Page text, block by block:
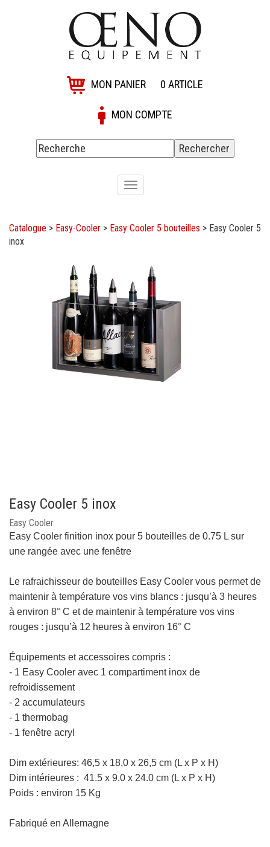
MON PANIER 0 ARTICLE
MON COMPTE
Toggle
navigation
Catalogue > Easy-Cooler > Easy Cooler 5 bouteilles > Easy Cooler 5
inox
Easy Cooler 5 inox
Easy Cooler
Easy Cooler finition inox pour 5 bouteilles de 0.75 L sur
une rangée avec une fenêtre
Le rafraichisseur de bouteilles Easy Cooler vous permet de
maintenir à température vos vins blancs : jusqu’à 3 heures
à environ 8° C et de maintenir à température vos vins
rouges : jusqu’à 12 heures à environ 16° C
Équipements et accessoires compris :
- 1 Easy Cooler avec 1 compartiment inox de
refroidissement
- 2 accumulateurs
- 1 thermobag
- 1 fenêtre acryl
Dim extérieures: 46,5 x 18,0 x 26,5 cm (L x P x H)
Dim intérieures : 41.5 x 9.0 x 24.0 cm (L x P x H)
Poids : environ 15 Kg
Fabriqué en Allemagne